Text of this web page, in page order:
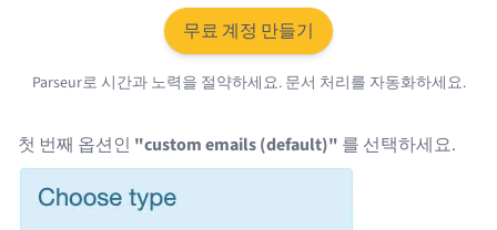
무료 계정 만들기
Parseur로 시간과 노력을 절약하세요. 문서 처리를 자동화하세요.
첫 번째 옵션인 "custom emails (default)" 를 선택하세요.